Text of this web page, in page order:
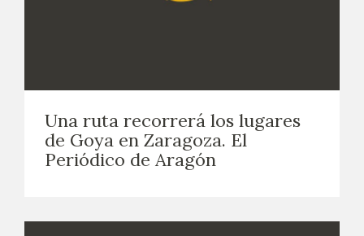
Una ruta recorrerá los lugares
de Goya en Zaragoza. El
Periódico de Aragón